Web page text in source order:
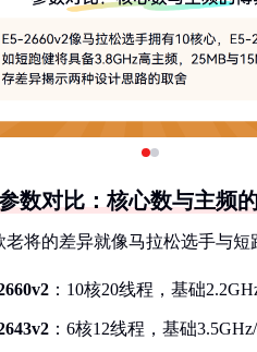
数对比：核心数与主频
老将的差异就像马拉松选手与短
：10核20线程，基础
：6核12线程，基础